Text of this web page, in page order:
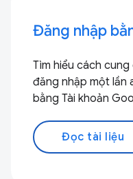
Đăng nhập
Tìm hiểu cách
đăng nhập một lần
bằng Tài khoản
Đọc tài liệu